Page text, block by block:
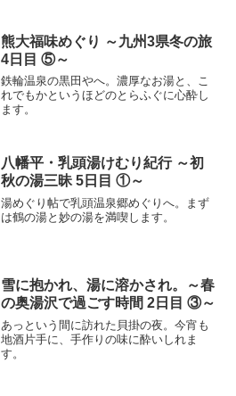
熊大福味めぐり ～九州3県冬の旅
4日目 ⑤～
鉄輪温泉の黒田やへ。濃厚なお湯と、こ
れでもかというほどのとらふぐに心酔し
ます。
八幡平・乳頭湯けむり紀行 ～初
秋の湯三昧 5日目 ①～
湯めぐり帖で乳頭温泉郷めぐりへ。まず
は鶴の湯と妙の湯を満喫します。
雪に抱かれ、湯に溶かされ。～春
の奥湯沢で過ごす時間 2日目 ③～
あっという間に訪れた貝掛の夜。今宵も
地酒片手に、手作りの味に酔いしれま
す。